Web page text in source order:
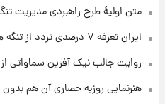
شرایط تازه
شاهین،
بلندمدت +
۱ روز پیش
سیگنال‌های
قیمت سکه و
متن اولیۀ طرح راهبردی مدیریت
ایران تعرفه ۷ درصدی تردد از تنگه هرمز را ابلاغ کرد
روایت جالب نیک آفرین سماواتی
هنرنمایی روزبه حصاری آن هم بدون